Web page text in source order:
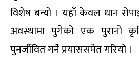
विशेष बन्यो । यहाँ केवल धान
अवस्थामा पुगेको एक पुरानो
पुनर्जीवित गर्ने प्रयाससमेत गरियो ।